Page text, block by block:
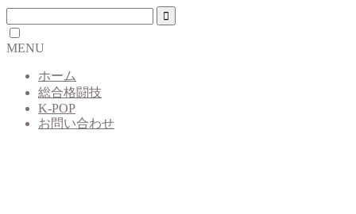
MENU
ホーム
総合格闘技
K-POP
お問い合わせ